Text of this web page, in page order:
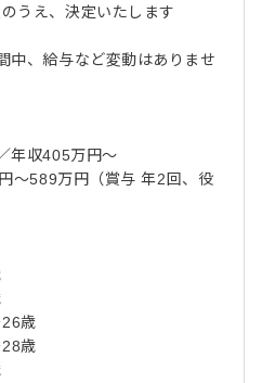
うえ、決定いたします
中、給与など変動はありませ
年収405万円～
～589万円（賞与 年2回、役
歳
歳